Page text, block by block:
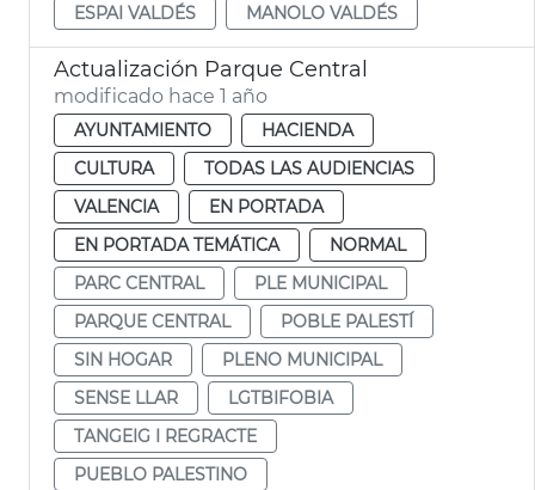
ESPAI VALDÉS
MANOLO VALDÉS
Actualización Parque Central
modificado hace 1 año
AYUNTAMIENTO
HACIENDA
CULTURA
TODAS LAS AUDIENCIAS
VALENCIA
EN PORTADA
EN PORTADA TEMÁTICA
NORMAL
PARC CENTRAL
PLE MUNICIPAL
PARQUE CENTRAL
POBLE PALESTÍ
SIN HOGAR
PLENO MUNICIPAL
SENSE LLAR
LGTBIFOBIA
TANGEIG I REGRACTE
PUEBLO PALESTINO